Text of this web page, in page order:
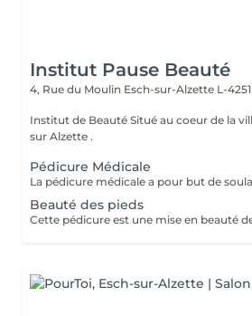
Institut Pause Beauté
4, Rue du Moulin Esch-sur-Alzette L-4251
Institut de Beauté Situé au coeur de la ville depuis 2001 à Esch
sur Alzette .
Pédicure Médicale
Beauté des pieds